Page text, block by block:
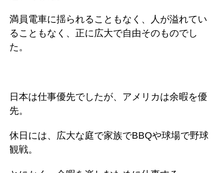
満員電車に揺られることもなく、人が溢れてい
ることもなく、正に広大で自由そのものでし
た。
日本は仕事優先でしたが、アメリカは余暇を優
先。
休日には、広大な庭で家族でBBQや球場で野球
観戦。